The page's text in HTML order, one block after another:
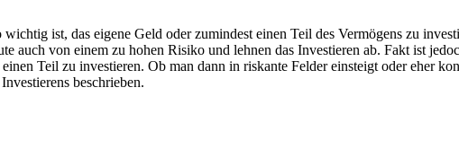
ist, das eigene Geld oder zumindest einen Teil des Vermögens zu
auch von einem zu hohen Risiko und lehnen das Investieren ab. Fakt ist
Teil zu investieren. Ob man dann in riskante Felder einsteigt oder eher
beschrieben.